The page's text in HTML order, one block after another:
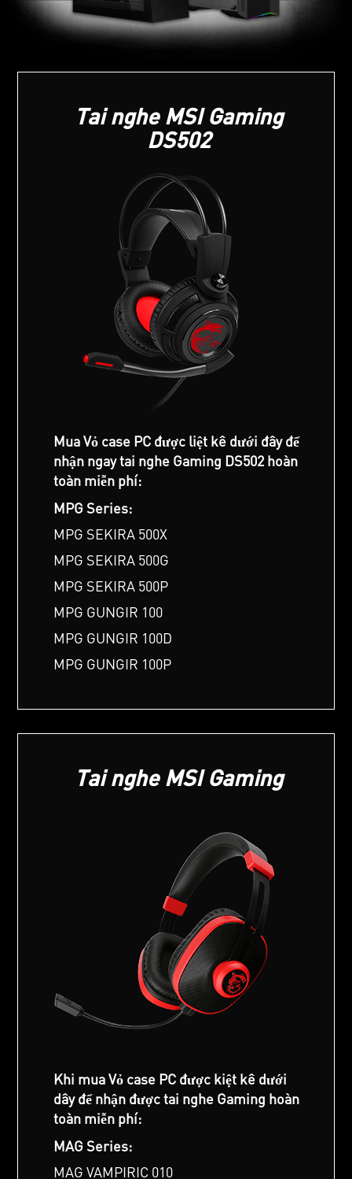
Tai nghe MSI Gaming
DS502
Mua Vỏ case PC được liệt kê dưới đây để
nhận ngay tai nghe Gaming DS502 hoàn
toàn miễn phí:
MPG Series:
MPG SEKIRA 500X
MPG SEKIRA 500G
MPG SEKIRA 500P
MPG GUNGIR 100
MPG GUNGIR 100D
MPG GUNGIR 100P
Tai nghe MSI Gaming
Khi mua Vỏ case PC được kiệt kê dưới
dây để nhận được tai nghe Gaming hoàn
toàn miễn phí:
MAG Series:
MAG VAMPIRIC 010